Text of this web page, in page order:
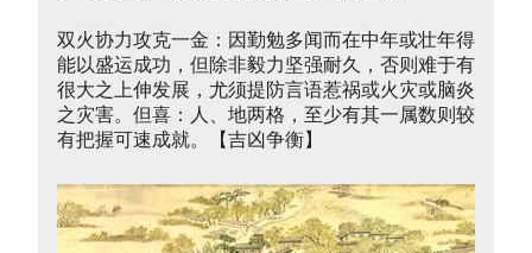
双火协力攻克一金：因勤勉多闻而在中年或壮年得
能以盛运成功，但除非毅力坚强耐久，否则难于有
很大之上伸发展，尤须提防言语惹祸或火灾或脑炎
之灾害。但喜：人、地两格，至少有其一属数则较
有把握可速成就。【吉凶争衡】